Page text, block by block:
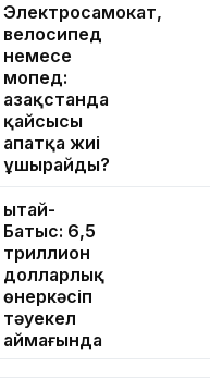
Электросамокат,
велосипед
немесе
мопед:
Қазақстанда
қайсысы
апатқа жиі
ұшырайды?
Қытай-
Батыс: 6,5
триллион
долларлық
өнеркәсіп
тәуекел
аймағында